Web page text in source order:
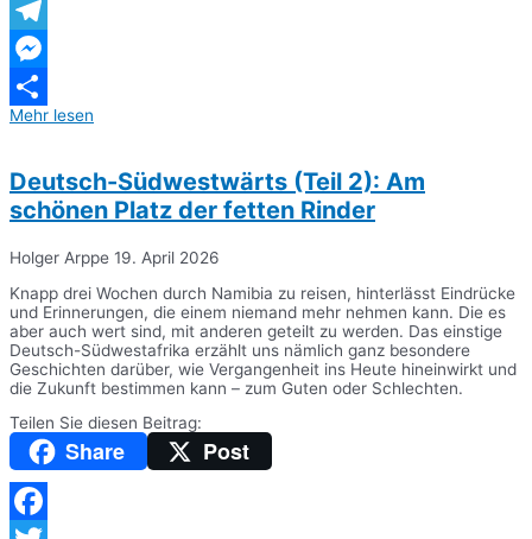
WhatsApp
Telegram
Messenger
Teilen
Mehr lesen
Deutsch-Südwestwärts (Teil 2): Am
schönen Platz der fetten Rinder
Holger Arppe 19. April 2026
Knapp drei Wochen durch Namibia zu reisen, hinterlässt Eindrücke
und Erinnerungen, die einem niemand mehr nehmen kann. Die es
aber auch wert sind, mit anderen geteilt zu werden. Das einstige
Deutsch-Südwestafrika erzählt uns nämlich ganz besondere
Geschichten darüber, wie Vergangenheit ins Heute hineinwirkt und
die Zukunft bestimmen kann – zum Guten oder Schlechten.
Teilen Sie diesen Beitrag:
Share Post